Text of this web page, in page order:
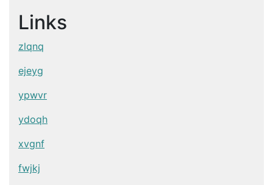
Links
zlqnq
ejeyg
ypwvr
ydoqh
xvgnf
fwjkj